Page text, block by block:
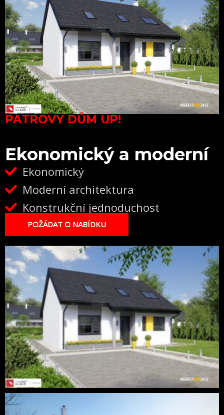
PATROVÝ DŮM UP!
Ekonomický a moderní
Ekonomický
Moderní architektura
Konstrukční jednoduchost
POŽÁDAT O NABÍDKU